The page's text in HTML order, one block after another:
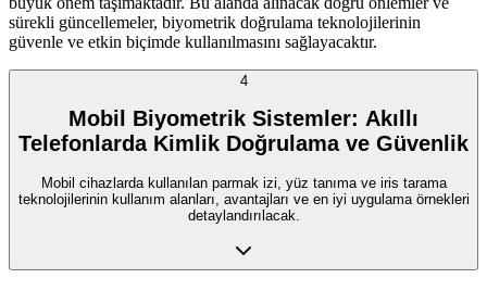
sürekli güncellemeler, biyometrik doğrulama teknolojilerinin
güvenle ve etkin biçimde kullanılmasını sağlayacaktır.
4
Mobil Biyometrik Sistemler: Akıllı
Telefonlarda Kimlik Doğrulama ve Güvenlik
Mobil cihazlarda kullanılan parmak izi, yüz tanıma ve iris tarama
teknolojilerinin kullanım alanları, avantajları ve en iyi uygulama örnekleri
detaylandırılacak.